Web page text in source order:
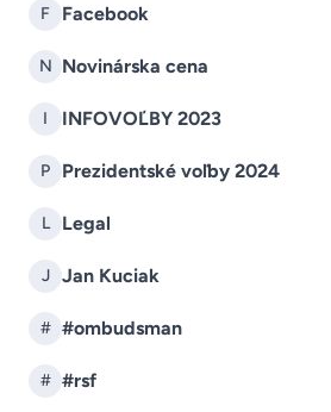
F Facebook
N Novinárska cena
I INFOVOĽBY 2023
P Prezidentské voľby 2024
L Legal
J Jan Kuciak
# #ombudsman
# #rsf